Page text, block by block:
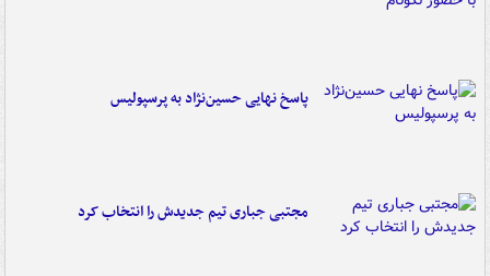
پاسخ نهایی حسین‌نژاد به پرسپولیس
مجتبی جباری تیم جدیدش را انتخاب کرد